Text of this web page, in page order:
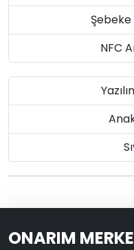
NFC
ONARIM